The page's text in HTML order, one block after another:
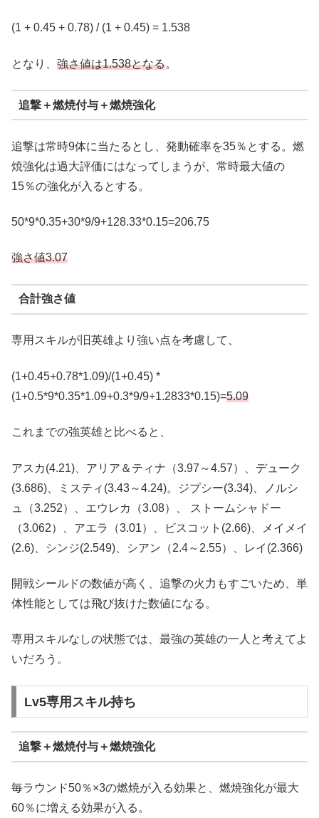
(1 + 0.45 + 0.78) / (1 + 0.45) = 1.538
となり、 強さ値は1.538となる。
追撃＋燃焼付与＋燃焼強化
追撃は常時9体に当たるとし、発動確率を35％とする。燃
焼強化は過大評価にはなってしまうが、常時最大値の
15％の強化が入るとする。
50*9*0.35+30*9/9+128.33*0.15=206.75
強さ値3.07
合計強さ値
専用スキルが旧英雄より強い点を考慮して、
(1+0.45+0.78*1.09)/(1+0.45) *
(1+0.5*9*0.35*1.09+0.3*9/9+1.2833*0.15)=5.09
これまでの強英雄と比べると、
アスカ(4.21)、アリア＆ティナ（3.97～4.57）、デューク
(3.686)、ミスティ(3.43～4.24)。ジプシー(3.34)、ノルシ
ュ（3.252）、エウレカ（3.08）、 ストームシャドー
（3.062）、アエラ（3.01）、ビスコット(2.66)、メイメイ
(2.6)、シンジ(2.549)、シアン（2.4～2.55）、レイ(2.366)
開戦シールドの数値が高く、追撃の火力もすごいため、単
体性能としては飛び抜けた数値になる。
専用スキルなしの状態では、最強の英雄の一人と考えてよ
いだろう。
Lv5専用スキル持ち
追撃＋燃焼付与＋燃焼強化
毎ラウンド50％×3の燃焼が入る効果と、燃焼強化が最大
60％に増える効果が入る。